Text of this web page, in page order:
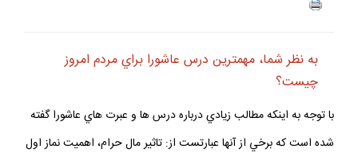
به نظر شما، مهمترين درس عاشورا براي مردم امروز
چيست؟
با توجه به اينكه مطالب زيادي درباره درس ها و عبرت هاي عاشورا گفته
شده است كه برخي از آنها عبارتست از: تاثير مال حرام، اهميت نماز اول